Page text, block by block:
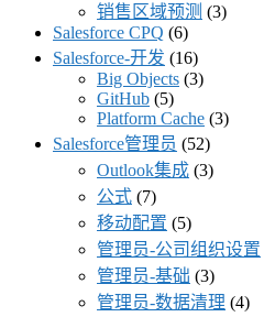
销售区域预测 (3)
Salesforce CPQ (6)
Salesforce-开发 (16)
Big Objects (3)
GitHub (5)
Platform Cache (3)
Salesforce管理员 (52)
Outlook集成 (3)
公式 (7)
移动配置 (5)
管理员-公司组织设置
管理员-基础 (3)
管理员-数据清理 (4)